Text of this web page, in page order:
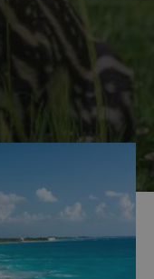
na živočišné
můžete